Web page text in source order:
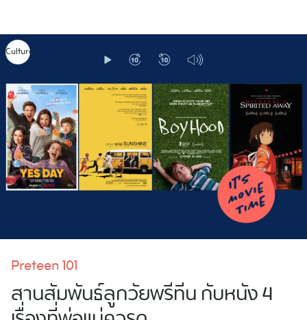
content
Culture
Preteen 101
สานสัมพันธ์ลูกวัยพรีทีน กับหนัง 4